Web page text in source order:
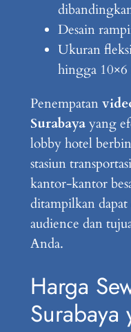
Desain
Ukuran
hingga
Penempatan
Surabayayang
lobby hotel
stasiun
kantor-kantor
ditampilkan
audience dan
Anda.
Harga